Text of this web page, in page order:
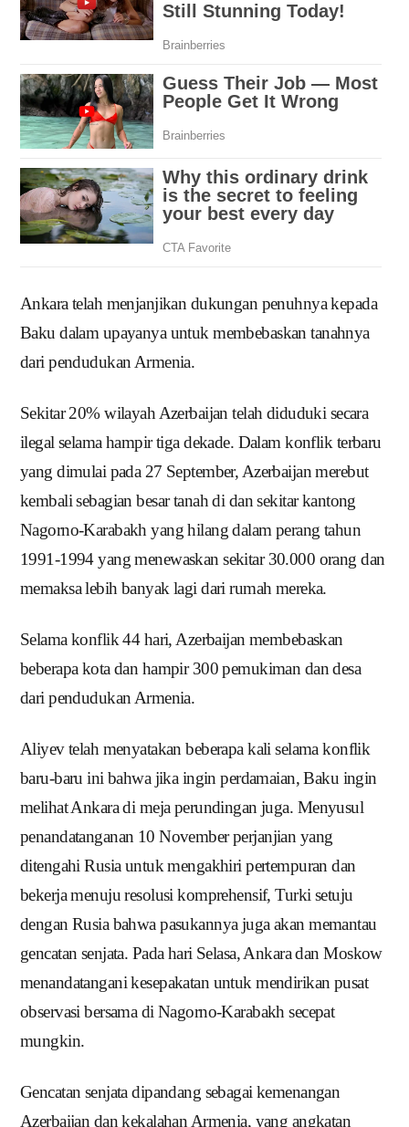
Ankara telah menjanjikan dukungan penuhnya kepada
Baku dalam upayanya untuk membebaskan tanahnya
dari pendudukan Armenia.
Sekitar 20% wilayah Azerbaijan telah diduduki secara
ilegal selama hampir tiga dekade. Dalam konflik terbaru
yang dimulai pada 27 September, Azerbaijan merebut
kembali sebagian besar tanah di dan sekitar kantong
Nagorno-Karabakh yang hilang dalam perang tahun
1991-1994 yang menewaskan sekitar 30.000 orang dan
memaksa lebih banyak lagi dari rumah mereka.
Selama konflik 44 hari, Azerbaijan membebaskan
beberapa kota dan hampir 300 pemukiman dan desa
dari pendudukan Armenia.
Aliyev telah menyatakan beberapa kali selama konflik
baru-baru ini bahwa jika ingin perdamaian, Baku ingin
melihat Ankara di meja perundingan juga. Menyusul
penandatanganan 10 November perjanjian yang
ditengahi Rusia untuk mengakhiri pertempuran dan
bekerja menuju resolusi komprehensif, Turki setuju
dengan Rusia bahwa pasukannya juga akan memantau
gencatan senjata. Pada hari Selasa, Ankara dan Moskow
menandatangani kesepakatan untuk mendirikan pusat
observasi bersama di Nagorno-Karabakh secepat
mungkin.
Gencatan senjata dipandang sebagai kemenangan
Azerbaijan dan kekalahan Armenia, yang angkatan